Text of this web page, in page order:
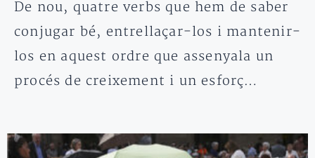
De nou, quatre verbs que hem de saber
conjugar bé, entrellaçar-los i mantenir-
los en aquest ordre que assenyala un
procés de creixement i un esforç…